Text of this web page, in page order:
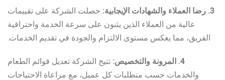
3. رضا العملاء والشهادات الإيجابية:
حصلت الشركة على تقييمات
عالية من العملاء الذين يثنون على سرعة الخدمة واحترافية
الفريق، مما يعكس مستوى الالتزام والجودة في تقديم الخدمات.
4. المرونة والتخصيص:
تتيح الشركة تعديل قوائم الطعام
والخدمات حسب متطلبات كل عميل، مع مراعاة الاحتياجات